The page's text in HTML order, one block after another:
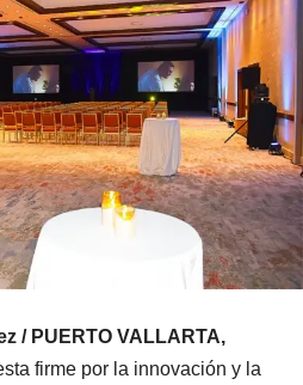
/ PUERTO VALLARTA,
firme por la innovación y la